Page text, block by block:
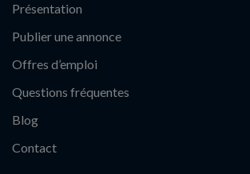
Présentation
Publier une annonce
Offres d’emploi
Questions fréquentes
Blog
Contact